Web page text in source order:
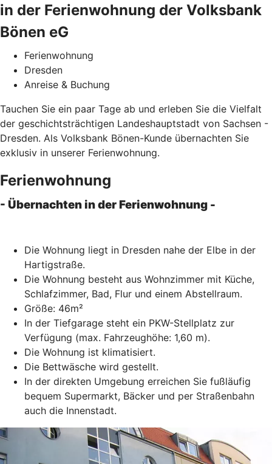
in der Ferienwohnung der Volksbank
Bönen eG
Ferienwohnung
Dresden
Anreise & Buchung
Tauchen Sie ein paar Tage ab und erleben Sie die Vielfalt
der geschichtsträchtigen Landeshauptstadt von Sachsen -
Dresden. Als Volksbank Bönen-Kunde übernachten Sie
exklusiv in unserer Ferienwohnung.
Ferienwohnung
- Übernachten in der Ferienwohnung -
Die Wohnung liegt in Dresden nahe der Elbe in der
Hartigstraße.
Die Wohnung besteht aus Wohnzimmer mit Küche,
Schlafzimmer, Bad, Flur und einem Abstellraum.
Größe: 46m²
In der Tiefgarage steht ein PKW-Stellplatz zur
Verfügung (max. Fahrzeughöhe: 1,60 m).
Die Wohnung ist klimatisiert.
Die Bettwäsche wird gestellt.
In der direkten Umgebung erreichen Sie fußläufig
bequem Supermarkt, Bäcker und per Straßenbahn
auch die Innenstadt.